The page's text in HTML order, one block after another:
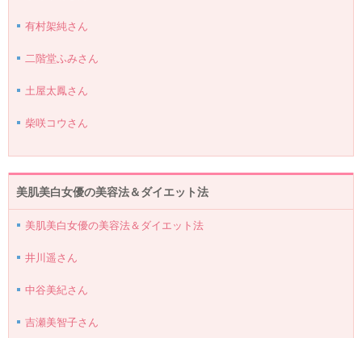
有村架純さん
二階堂ふみさん
土屋太鳳さん
柴咲コウさん
美肌美白女優の美容法＆ダイエット法
美肌美白女優の美容法＆ダイエット法
井川遥さん
中谷美紀さん
吉瀬美智子さん